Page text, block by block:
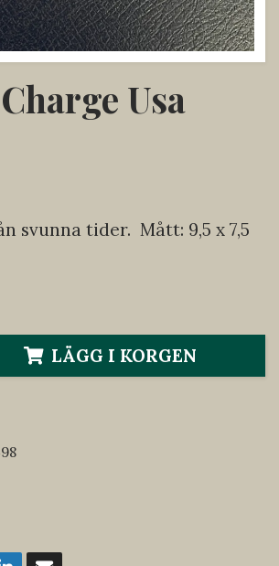
Usa
svunna tider. Mått: 9,5 x 7,5
LÄGG I KORGEN